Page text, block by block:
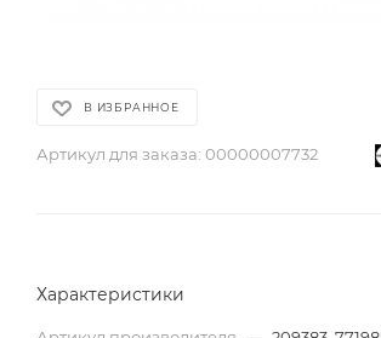
В ИЗБРАННОЕ
Артикул для заказа: 00000007732
Характеристики